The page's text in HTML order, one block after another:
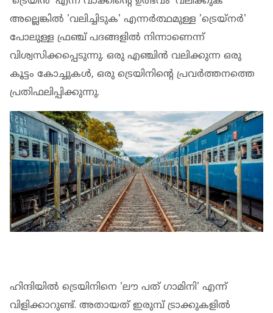
അല്ലെങ്കില്‍ 'വലിച്ചിടുക' എന്നര്‍ത്ഥമുള്ള 'ട്രെയ്നര്‍'
പോലുള്ള ഫ്രഞ്ച് പദങ്ങളില്‍ നിന്നാണെന്ന്
വിശ്വസിക്കപ്പെടുന്നു. ഒരു എഞ്ചിന്‍ വലിക്കുന്ന ഒരു
കൂട്ടം കോച്ചുകള്‍, ഒരു ട്രെയിനിന്റെ പ്രവര്‍ത്തനത്തെ
പ്രതിഫലിപ്പിക്കുന്നു.
ഹിന്ദിയില്‍ ട്രെയിനിനെ 'ലൗ പത് ഗാമിനി' എന്ന്
വിളിക്കാറുണ്ട്. അതായത് ഇരുമ്പ് ട്രാക്കുകളില്‍